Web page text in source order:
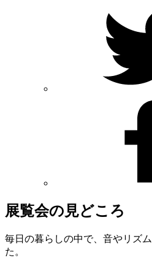
展覧会の見どころ
毎日の暮らしの中で、音やリズ
た。